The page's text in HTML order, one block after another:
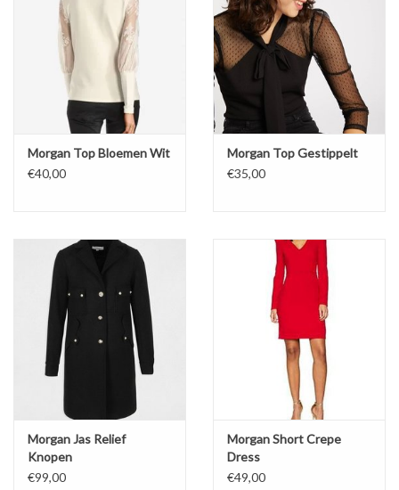
Morgan Top Bloemen Wit
€40,00
Morgan Top Gestippelt
€35,00
Morgan Jas Relief
Knopen
€99,00
Morgan Short Crepe
Dress
€49,00